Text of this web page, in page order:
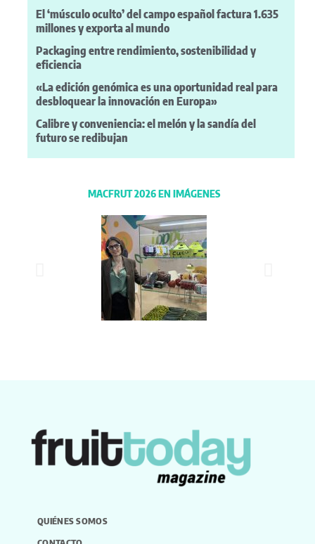
El ‘músculo oculto’ del campo español factura 1.635
millones y exporta al mundo
Packaging entre rendimiento, sostenibilidad y
eficiencia
«La edición genómica es una oportunidad real para
desbloquear la innovación en Europa»
Calibre y conveniencia: el melón y la sandía del
futuro se redibujan
MACFRUT 2026 EN IMÁGENES
QUIÉNES SOMOS